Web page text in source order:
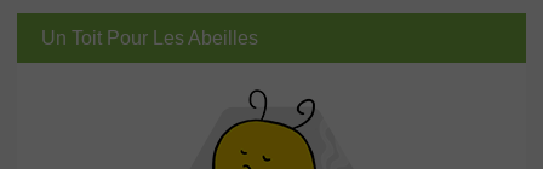
Un Toit Pour Les Abeilles